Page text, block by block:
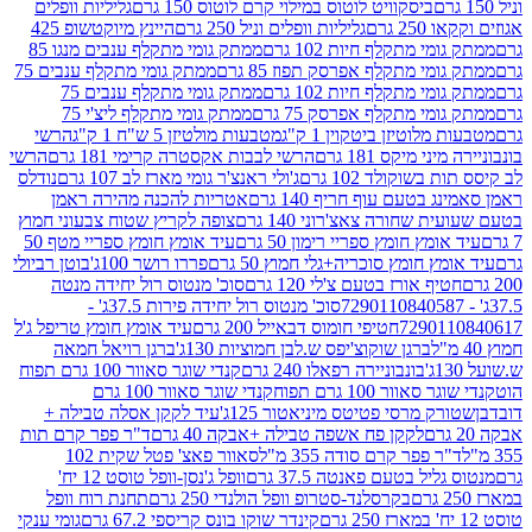
ביסקוויט לוטוס במילוי קרם לוטוס 150 גרם
גליליות וופלים
גרם
גליליות וופלים וניל 250 גרם
היינץ מיוקטשופ 425
מתקלף חיות 102 גרם
ממתק גומי מתקלף ענבים מנגו 85
מתקלף אפרסק תפוז 85 גרם
ממתק גומי מתקלף ענבים 75
מתקלף חיות 102 גרם
ממתק גומי מתקלף ענבים 75
מתקלף אפרסק 75 גרם
ממתק גומי מתקלף ליצ'י 75
ביטקוין 1 ק"ג
מטבעות מולטיזן 5 ש"ח 1 ק"ג
הרשי
מיקס 181 גרם
הרשי לבבות אקסטרה קרימי 181 גרם
הרשי
102 גרם
ג'ולי ראנצ'ר גומי מארז לב 107 גרם
נודלס
עוף חריף 140 גרם
אטריות להכנה מהירה ראמן
שחורה צאצ'רוני 140 גרם
צופה לקריץ שטוח צבעוני חמוץ
חומץ ספריי רימון 50 גרם
עיד אומץ חומץ ספריי מטף 50
חומץ סוכריה+גלי חמוץ 50 גרם
פררו רושר 100ג'
בוטן רביולי
אורז בטעם צ'לי 120 גרם
סוכ' מנטוס רול יחידה מנטה
סוכ' מנטוס רול יחידה פירות 37.5ג' -
חטיפי חומוס דבאייל 200 גרם
עיד אומץ חומץ טריפל ג'ל
ברגן שוקוצ'יפס ש.לבן חמוציות 130ג'
ברגן רויאל חמאה
בונבוניירה רפאלו 240 גרם
קנדי שוגר סאוור 100 גרם תפוח
100 גרם תפוח
קנדי שוגר סאוור 100 גרם
מרסי פטיטס מיניאטור 125ג'
עיד לקקן אסלה טבילה +
לקקן פח אשפה טבילה +אבקה 40 גרם
ד"ר פפר קרם תות
פפר קרם סודה 355 מ"ל
סאוור פאצ' פטל שקית 102
בטעם פאנטה 37.5 גרם
וופל ג'נסן-וופל טוסט 12 יח'
בקרסלנד-סטרופ וופל הולנדי 250 גרם
תחנת רוח וופל
קינדר שוקו בונס קריספי 67.2 גרם
גומי ענקי